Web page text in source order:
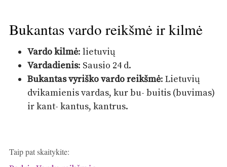
Bukantas vardo reikšmė ir kilmė
Vardo kilmė: lietuvių
Vardadienis: Sausio 24 d.
Bukantas vyriško vardo reikšmė: Lietuvių
dvikamienis vardas, kur bu- buitis (buvimas)
ir kant- kantus, kantrus.
Taip pat skaitykite: